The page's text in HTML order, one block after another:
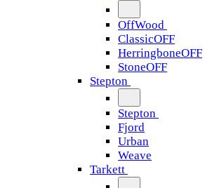
OffWood
ClassicOFF
HerringboneOFF
StoneOFF
Stepton
Stepton
Fjord
Urban
Weave
Tarkett